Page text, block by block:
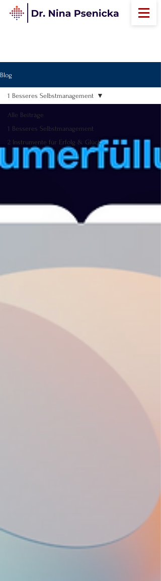
Blog
Alle Beiträge
1 Besseres Selbstmanagement
2 Instrumente für Erfolg & Glück
1 Besseres Selbstmanagement